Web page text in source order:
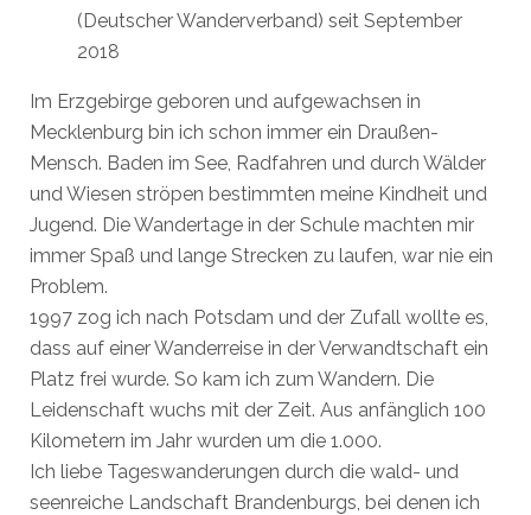
(Deutscher Wanderverband) seit September
2018
Im Erzgebirge geboren und aufgewachsen in
Mecklenburg bin ich schon immer ein Draußen-
Mensch. Baden im See, Radfahren und durch Wälder
und Wiesen ströpen bestimmten meine Kindheit und
Jugend. Die Wandertage in der Schule machten mir
immer Spaß und lange Strecken zu laufen, war nie ein
Problem.
1997 zog ich nach Potsdam und der Zufall wollte es,
dass auf einer Wanderreise in der Verwandtschaft ein
Platz frei wurde. So kam ich zum Wandern. Die
Leidenschaft wuchs mit der Zeit. Aus anfänglich 100
Kilometern im Jahr wurden um die 1.000.
Ich liebe Tageswanderungen durch die wald- und
seenreiche Landschaft Brandenburgs, bei denen ich